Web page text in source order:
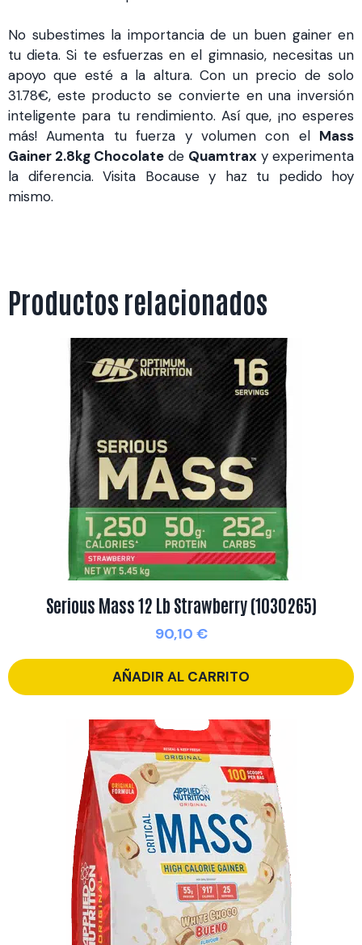
No subestimes la importancia de un buen gainer en
tu dieta. Si te esfuerzas en el gimnasio, necesitas un
apoyo que esté a la altura. Con un precio de solo
31.78€, este producto se convierte en una inversión
inteligente para tu rendimiento. Así que, ¡no esperes
más! Aumenta tu fuerza y volumen con el Mass
Gainer 2.8kg Chocolate de Quamtrax y experimenta
la diferencia. Visita Bocause y haz tu pedido hoy
mismo.
Productos relacionados
Serious Mass 12 Lb Strawberry (1030265)
90,10 €
AÑADIR AL CARRITO